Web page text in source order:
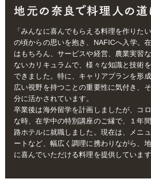
「みんなに喜んでもらえる料理を作りた
の頃からの思いを抱き、NAFICへ入学。
はもちろん、サービスや経営、農業実習
ないカリキュラムで、様々な知識と技術
できました。特に、キャリアプランを形
広い視野を持つことの重要性に気付き、
分に活かされています。
卒業後は海外留学を計画しましたが、コ
な時、在学中の特別講座のご縁で、１年
路ホテルに就職しました。現在は、メニ
ートなど、幅広く調理に携わりながら、
に喜んでいただける料理を提供しています